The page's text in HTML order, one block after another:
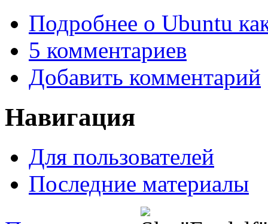
Подробнее о Ubuntu
5 комментариев
Добавить комментарий
Навигация
Для пользователей
Последние материалы